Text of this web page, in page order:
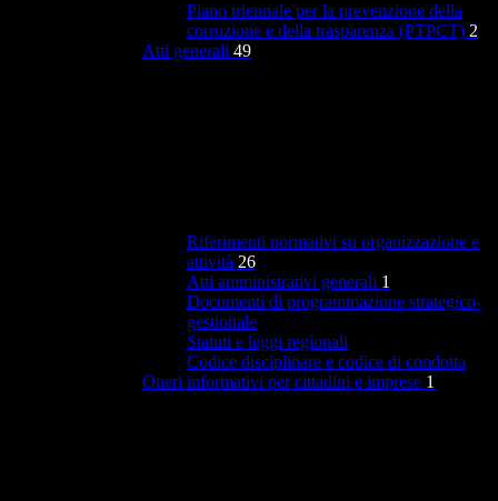
Piano triennale per la prevenzione della
corruzione e della trasparenza (PTPCT) 2
Atti generali 49
Riferimenti normativi su organizzazione e
attività 26
Atti amministrativi generali 1
Documenti di programmazione strategico-
gestionale
Statuti e leggi regionali
Codice disciplinare e codice di condotta
Oneri informativi per cittadini e imprese 1